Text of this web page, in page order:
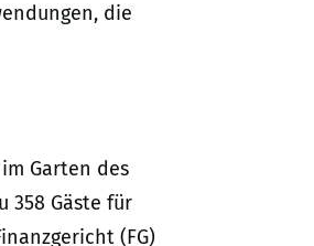
die
Garten des
358 Gäste für
(FG)